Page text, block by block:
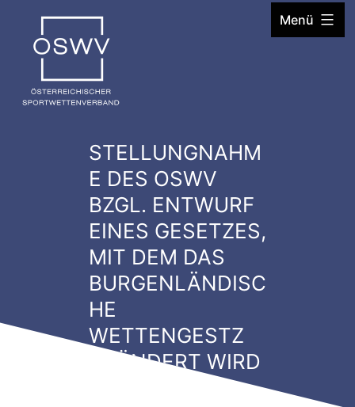
springen
Menü
STELLUNGNAHM
E DES OSWV
BZGL. ENTWURF
EINES GESETZES,
MIT DEM DAS
BURGENLÄNDISC
HE
WETTENGESTZ
GEÄNDERT WIRD